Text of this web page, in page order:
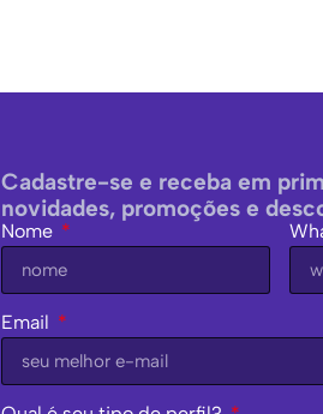
Cadastre-se e receba em
novidades, promoções e
Nome
Email